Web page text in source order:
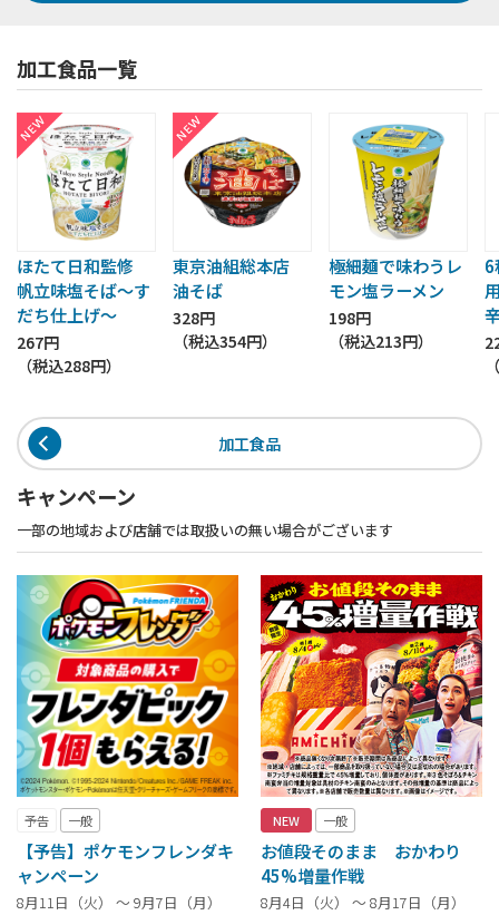
加工食品一覧
ほたて日和監修
帆立味塩そば～す
だち仕上げ～
267円
（税込288円）
東京油組総本店
油そば
328円
（税込354円）
極細麺で味わうレ
モン塩ラーメン
198円
（税込213円）
6
加工食品
キャンペーン
一部の地域および店舗では取扱いの無い場合がございます
予告 一般
【予告】ポケモンフレンダキ
ャンペーン
8月11日（火） ～ 9月7日（月）
NEW 一般
お値段そのまま おかわり
45%増量作戦
8月4日（火） ～ 8月17日（月）